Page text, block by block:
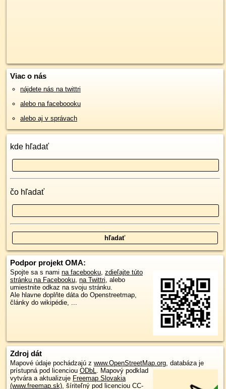
Viac o nás
nájdete nás na twittri
alebo na faceboooku
alebo aj v správach
kde hľadať
čo hľadať
Podpor projekt OMA:
Spojte sa s nami na facebooku, zdieľajte túto
stránku na Facebooku, na Twittri, alebo
umiestnite odkaz na svoju stránku.
Ale hlavne doplňte dáta do Openstreetmap,
články do wikipédie, ...
Zdroj dát
Mapové údaje pochádzajú z www.OpenStreetMap.org, databáza je
prístupná pod licenciou ODbL. Mapový podklad
vytvára a aktualizuje Freemap Slovakia
(www.freemap.sk), šíriteľný pod licenciou CC-